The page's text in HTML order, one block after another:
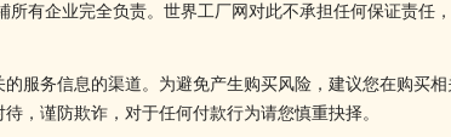
有企业完全负责。世界工厂网对此不承担任何保证责任
服务信息的渠道。为避免产生购买风险，建议您在购买
，谨防欺诈，对于任何付款行为请您慎重抉择。